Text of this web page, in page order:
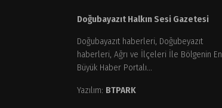
Doğubayazıt Halkın Sesi Gazetesi
Doğubayazıt haberleri, Doğubeyazıt
haberleri, Ağrı ve İlçeleri İle Bölgenin En
Büyük Haber Portalı...
Yazılım: BTPARK